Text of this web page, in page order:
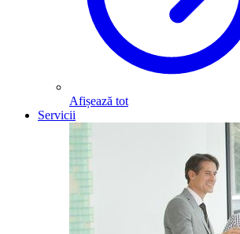
Afișează tot
Servicii